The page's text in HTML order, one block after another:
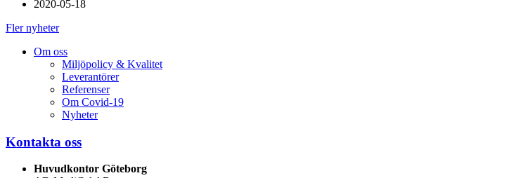
2020-05-18
Fler nyheter
Om oss
Miljöpolicy & Kvalitet
Leverantörer
Referenser
Om Covid-19
Nyheter
Kontakta oss
Huvudkontor Göteborg